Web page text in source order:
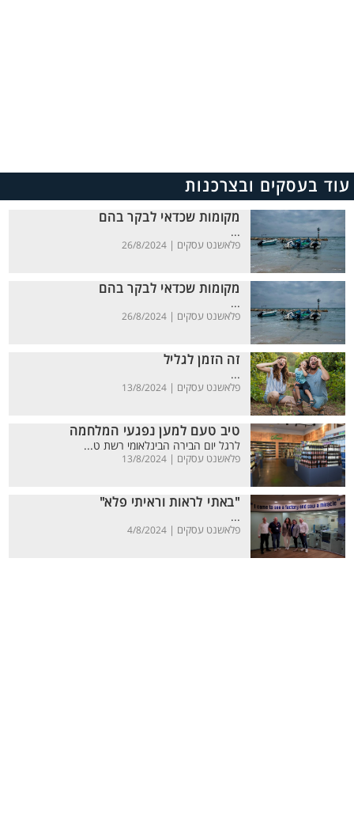
עוד בעסקים ובצרכנות
מקומות שכדאי לבקר בהם
...
פלאשנט עסקים | 26/8/2024
מקומות שכדאי לבקר בהם
...
פלאשנט עסקים | 26/8/2024
זה הזמן לגליל
...
פלאשנט עסקים | 13/8/2024
טיב טעם למען נפגעי המלחמה
לרגל יום הבירה הבינלאומי רשת ט...
פלאשנט עסקים | 13/8/2024
"באתי לראות וראיתי פלא"
...
פלאשנט עסקים | 4/8/2024